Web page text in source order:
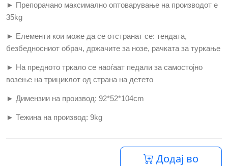
► Препорачано максимално оптоварување на производот е
35kg
► Елементи кои може да се отстранат се: тендата,
безбедносниот обрач, држачите за нозе, рачката за туркање
► На предното тркало се наоѓаат педали за самостојно
возење на трициклот од страна на детето
► Димензии на производ: 92*52*104cm
► Тежина на производ: 9kg
Додај во